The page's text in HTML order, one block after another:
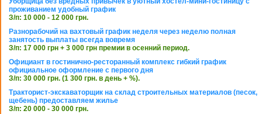
проживанием удобный график
З/п: 10 000 - 12 000 грн.
Разнорабочий на вахтовый график неделя через неделю полная
занятость выплаты всегда вовремя
З/п: 17 000 грн + 3 000 грн премии в осенний период.
Официант в гостинично-ресторанный комплекс гибкий график
официальное оформление с первого дня
З/п: 30 000 грн. (1 300 грн. в день + %).
Тракторист-экскаваторщик на склад строительных материалов (песок,
щебень) предоставляем жилье
З/п: 20 000 - 30 000 грн.